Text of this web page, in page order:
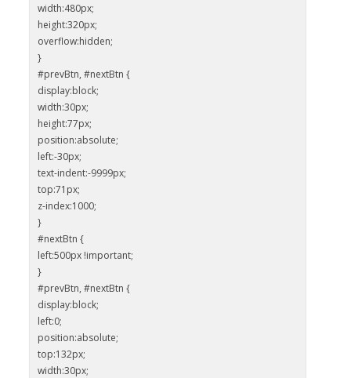
width:480px;
height:320px;
overflow:hidden;
}
#prevBtn, #nextBtn {
display:block;
width:30px;
height:77px;
position:absolute;
left:-30px;
text-indent:-9999px;
top:71px;
z-index:1000;
}
#nextBtn {
left:500px !important;
}
#prevBtn, #nextBtn {
display:block;
left:0;
position:absolute;
top:132px;
width:30px;